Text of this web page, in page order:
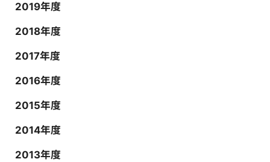
2019年度
2018年度
2017年度
2016年度
2015年度
2014年度
2013年度